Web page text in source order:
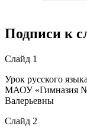
Подписи к
Слайд 1
Урок русского
МАОУ «Гимназия №
Валерьевны
Слайд 2